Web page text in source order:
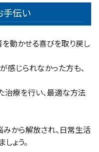
手伝い
動かせる喜びを取り戻し
じられなかった方も、
治療を行い、最適な方法
みから解放され、日常生活
ょう。